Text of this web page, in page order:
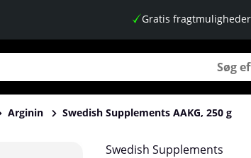
Gratis
Arginin Swedish Supplements AAKG, 250 g
Swedish Supplements